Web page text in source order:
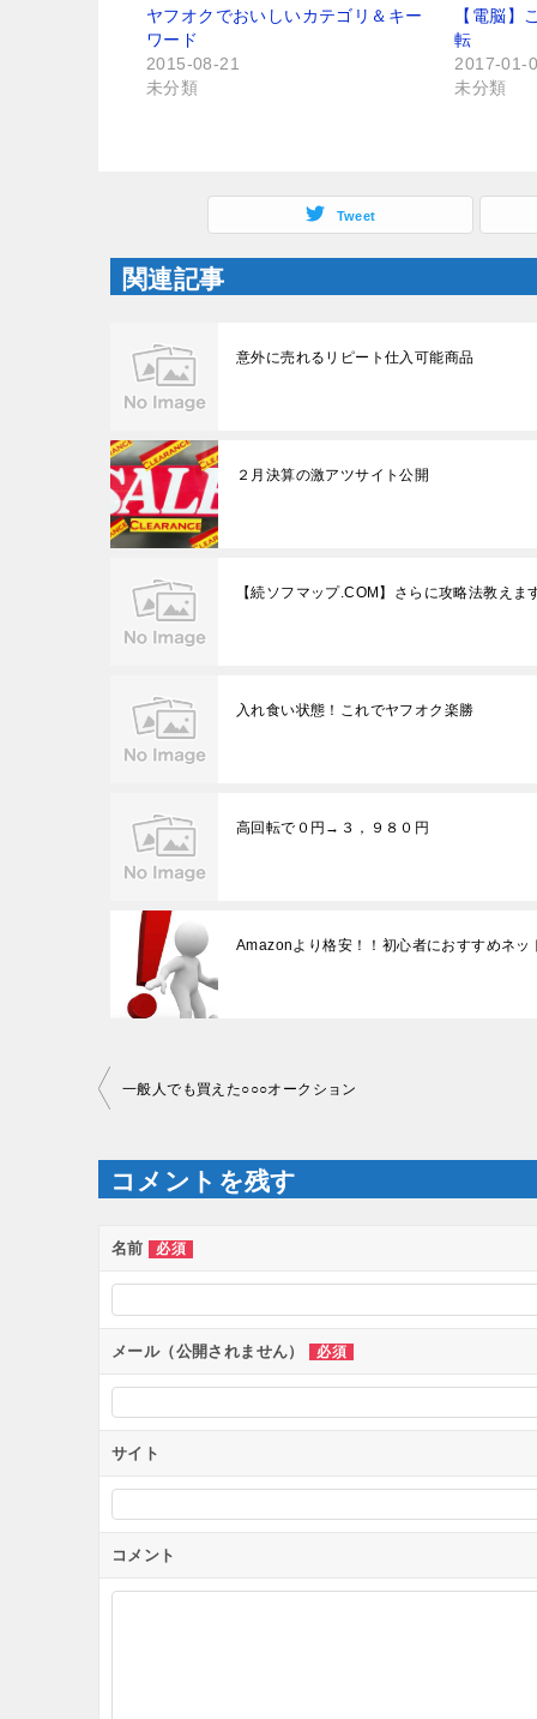
t
t
e
r
で
共
で
開
き
)
共
有
る
に
く
さ
(
新
し
で
ま
す
)
ヤフオクでおいしいカテゴリ＆キー
ワード
2015-08-21
未分類
【電脳】
転
2017-01-
未分類
Tweet
関連記事
意外に売れるリピート仕入可能商品
２月決算の激アツサイト公開
【続ソフマップ.COM】さらに攻略法教えま
入れ食い状態！これでヤフオク楽勝
高回転で０円→３，９８０円
Amazonより格安！！初心者におすすめネッ
投
稿
ナ
ー
シ
一般人でも買えた○○○オークション
コメントを残す
名前 必須
メール（公開されません） 必須
サイト
コメント